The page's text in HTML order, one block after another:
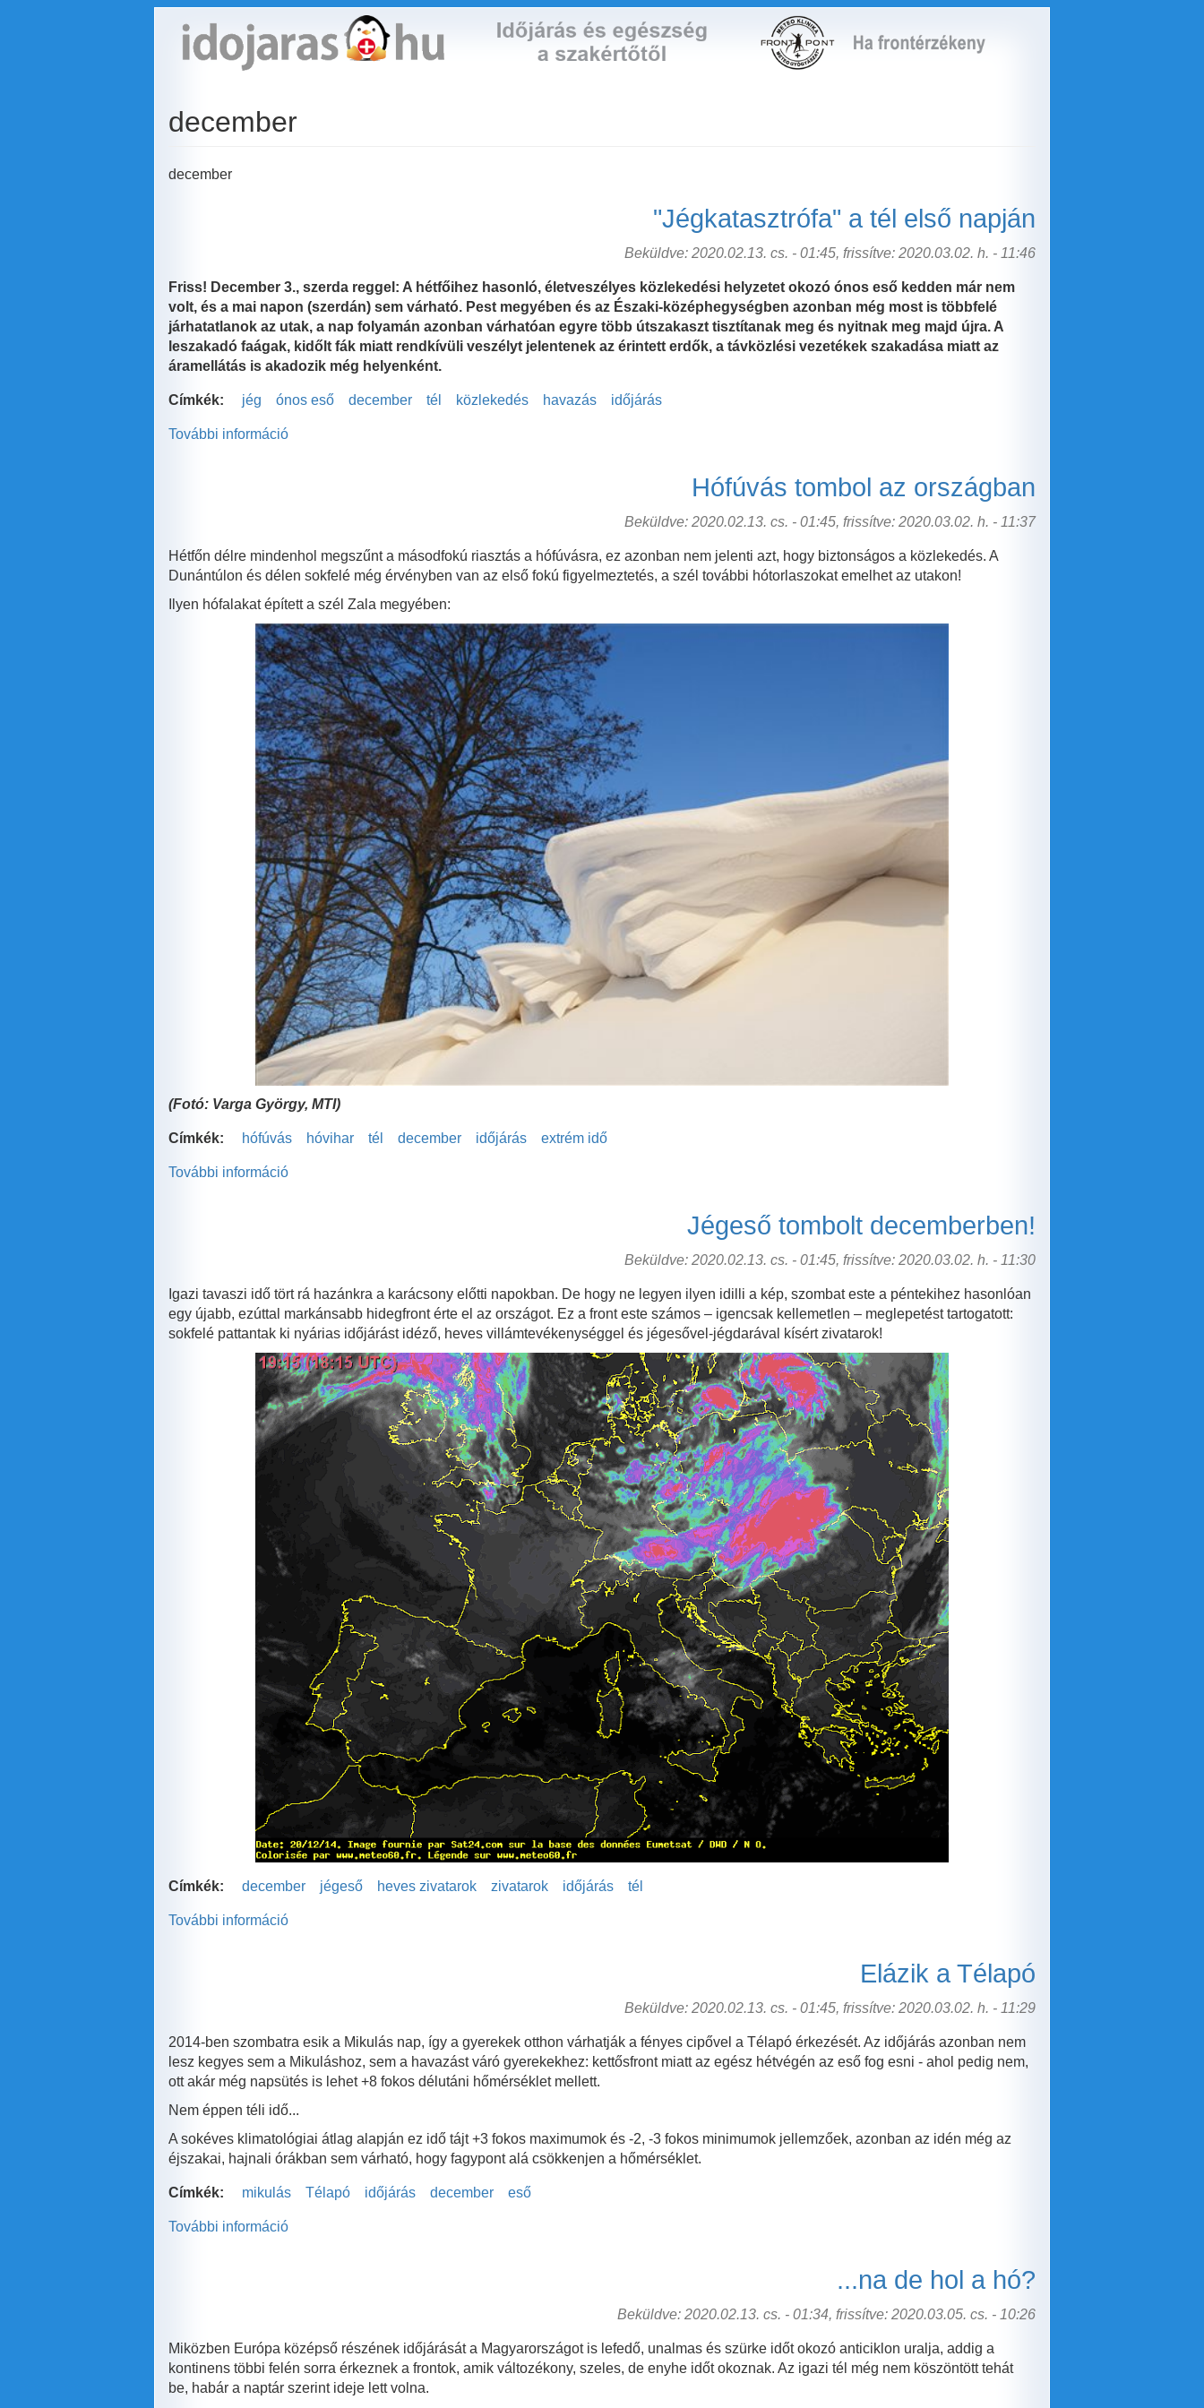
december
december
"Jégkatasztrófa" a tél első napján
Beküldve: 2020.02.13. cs. - 01:45, frissítve: 2020.03.02. h. - 11:46
Friss! December 3., szerda reggel: A hétfőihez hasonló, életveszélyes közlekedési helyzetet okozó ónos eső kedden már nem
volt, és a mai napon (szerdán) sem várható. Pest megyében és az Északi-középhegységben azonban még most is többfelé
járhatatlanok az utak, a nap folyamán azonban várhatóan egyre több útszakaszt tisztítanak meg és nyitnak meg majd újra. A
leszakadó faágak, kidőlt fák miatt rendkívüli veszélyt jelentenek az érintett erdők, a távközlési vezetékek szakadása miatt az
áramellátás is akadozik még helyenként.
Címkék: jég ónos eső december tél közlekedés havazás időjárás
További információ
kapcsolatosan
Hófúvás tombol az országban
Beküldve: 2020.02.13. cs. - 01:45, frissítve: 2020.03.02. h. - 11:37
Hétfőn délre mindenhol megszűnt a másodfokú riasztás a hófúvásra, ez azonban nem jelenti azt, hogy biztonságos a közlekedés. A
Dunántúlon és délen sokfelé még érvényben van az első fokú figyelmeztetés, a szél további hótorlaszokat emelhet az utakon!
Ilyen hófalakat épített a szél Zala megyében:
(Fotó: Varga György, MTI)
Címkék: hófúvás hóvihar tél december időjárás extrém idő
További információ
Jégeső tombolt decemberben!
Beküldve: 2020.02.13. cs. - 01:45, frissítve: 2020.03.02. h. - 11:30
Igazi tavaszi idő tört rá hazánkra a karácsony előtti napokban. De hogy ne legyen ilyen idilli a kép, szombat este a péntekihez hasonlóan
egy újabb, ezúttal markánsabb hidegfront érte el az országot. Ez a front este számos – igencsak kellemetlen – meglepetést tartogatott:
sokfelé pattantak ki nyárias időjárást idéző, heves villámtevékenységgel és jégesővel-jégdarával kísért zivatarok!
Címkék: december jégeső heves zivatarok zivatarok időjárás tél
További információ
Elázik a Télapó
Beküldve: 2020.02.13. cs. - 01:45, frissítve: 2020.03.02. h. - 11:29
2014-ben szombatra esik a Mikulás nap, így a gyerekek otthon várhatják a fényes cipővel a Télapó érkezését. Az időjárás azonban nem
lesz kegyes sem a Mikuláshoz, sem a havazást váró gyerekekhez: kettősfront miatt az egész hétvégén az eső fog esni - ahol pedig nem,
ott akár még napsütés is lehet +8 fokos délutáni hőmérséklet mellett.
Nem éppen téli idő...
A sokéves klimatológiai átlag alapján ez idő tájt +3 fokos maximumok és -2, -3 fokos minimumok jellemzőek, azonban az idén még az
éjszakai, hajnali órákban sem várható, hogy fagypont alá csökkenjen a hőmérséklet.
Címkék: mikulás Télapó időjárás december eső
További információ
...na de hol a hó?
Beküldve: 2020.02.13. cs. - 01:34, frissítve: 2020.03.05. cs. - 10:26
Miközben Európa középső részének időjárását a Magyarországot is lefedő, unalmas és szürke időt okozó anticiklon uralja, addig a
kontinens többi felén sorra érkeznek a frontok, amik változékony, szeles, de enyhe időt okoznak. Az igazi tél még nem köszöntött tehát
be, habár a naptár szerint ideje lett volna.